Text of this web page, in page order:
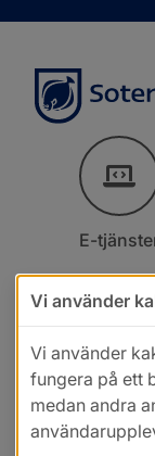
E-
Vi använder
Vi använder
fungera på ett
medan andra